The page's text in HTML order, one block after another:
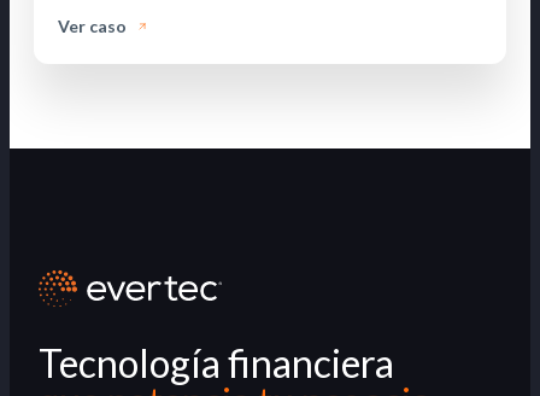
Ver caso
Tecnología financiera